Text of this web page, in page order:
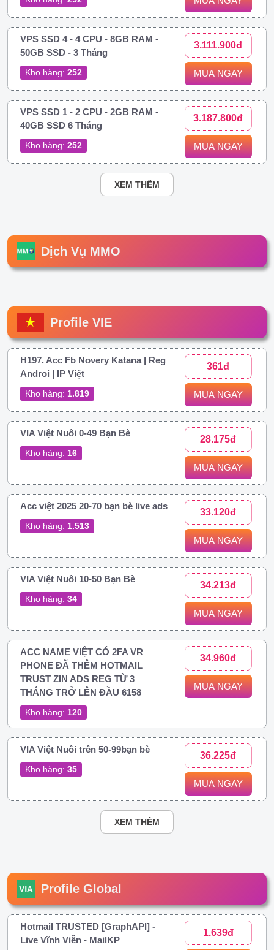
VPS SSD 4 - 4 CPU - 8GB RAM -
50GB SSD - 3 Tháng
Kho hàng: 252
3.111.900đ
MUA NGAY
VPS SSD 1 - 2 CPU - 2GB RAM -
40GB SSD 6 Tháng
Kho hàng: 252
3.187.800đ
MUA NGAY
XEM THÊM
Dịch Vụ MMO
Profile VIE
H197. Acc Fb Novery Katana | Reg
Androi | IP Việt
Kho hàng: 1.819
361đ
MUA NGAY
VIA Việt Nuôi 0-49 Bạn Bè
Kho hàng: 16
28.175đ
MUA NGAY
Acc việt 2025 20-70 bạn bè live ads
Kho hàng: 1.513
33.120đ
MUA NGAY
VIA Việt Nuôi 10-50 Bạn Bè
Kho hàng: 34
34.213đ
MUA NGAY
ACC NAME VIỆT CÓ 2FA VR
PHONE ĐÃ THÊM HOTMAIL
TRUST ZIN ADS REG TỪ 3
THÁNG TRỞ LÊN ĐẦU 6158
Kho hàng: 120
34.960đ
MUA NGAY
VIA Việt Nuôi trên 50-99bạn bè
Kho hàng: 35
36.225đ
MUA NGAY
XEM THÊM
Profile Global
Hotmail TRUSTED [GraphAPI] -
Live Vĩnh Viễn - MailKP
1.639đ